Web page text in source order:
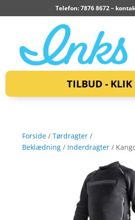
Telefon: 7876 8672 –
TILBUD - KLIK
Forside/ Tørdragter /
Beklædning/ Inderdragter/